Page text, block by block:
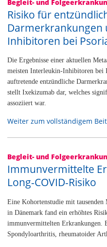
Begleit- und
Risiko für
Darmerkrankungen
Inhibitoren bei
Die Ergebnisse einer aktuellen
meisten Interleukin-Inhibitoren bei
auftretende entzündliche
stellt Ixekizumab dar, welches
assoziiert war.
Weiter zum vollständigem
Begleit- und
Immunvermittelte
Long-COVID-Risiko
Eine Kohortenstudie mit
in Dänemark fand ein erhöhtes
immunvermittelten Erkrankungen.
Spondyloarthritis, rheumatoider